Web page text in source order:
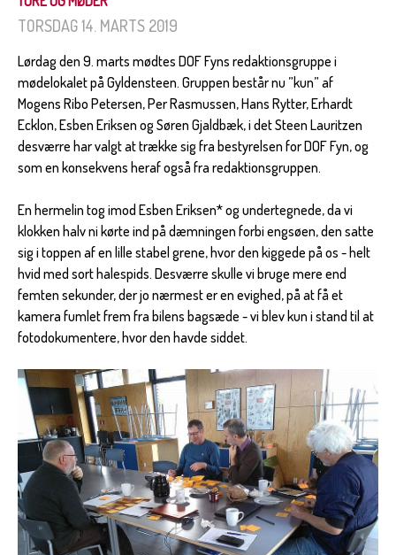
TORSDAG 14. MARTS 2019
Lørdag den 9. marts mødtes DOF Fyns redaktionsgruppe i
mødelokalet på Gyldensteen. Gruppen består nu ”kun” af
Mogens Ribo Petersen, Per Rasmussen, Hans Rytter, Erhardt
Ecklon, Esben Eriksen og Søren Gjaldbæk, i det Steen Lauritzen
desværre har valgt at trække sig fra bestyrelsen for DOF Fyn, og
som en konsekvens heraf også fra redaktionsgruppen.
En hermelin tog imod Esben Eriksen* og undertegnede, da vi
klokken halv ni kørte ind på dæmningen forbi engsøen, den satte
sig i toppen af en lille stabel grene, hvor den kiggede på os - helt
hvid med sort halespids. Desværre skulle vi bruge mere end
femten sekunder, der jo nærmest er en evighed, på at få et
kamera fumlet frem fra bilens bagsæde - vi blev kun i stand til at
fotodokumentere, hvor den havde siddet.